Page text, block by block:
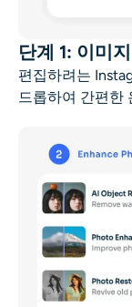
단계 1: 이미
편집하려는
드롭하여 간편한